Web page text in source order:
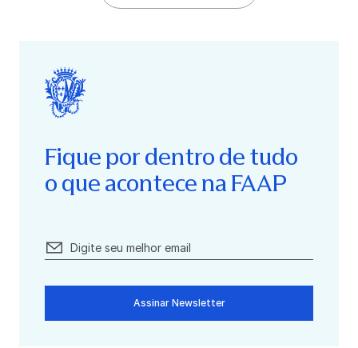
Fique por dentro de tudo
o que acontece na FAAP
Assinar Newsletter